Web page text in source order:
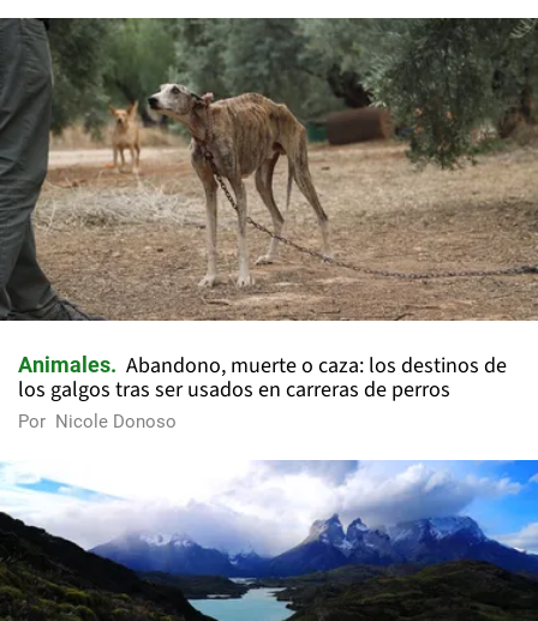
Animales
Abandono, muerte o caza: los destinos de
los galgos tras ser usados en carreras de perros
Por Nicole Donoso